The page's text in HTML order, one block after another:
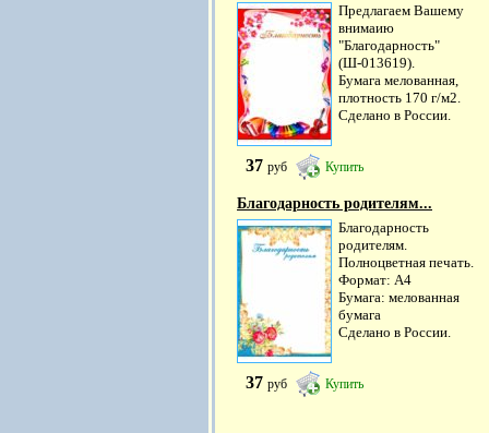
Предлагаем Вашему
внимаию
"Благодарность"
(Ш-013619).
Бумага мелованная,
плотность 170 г/м2.
Сделано в России.
37 руб Купить
Благодарность родителям...
Благодарность
родителям.
Полноцветная печать.
Формат: А4
Бумага: мелованная
бумага
Сделано в России.
37 руб Купить